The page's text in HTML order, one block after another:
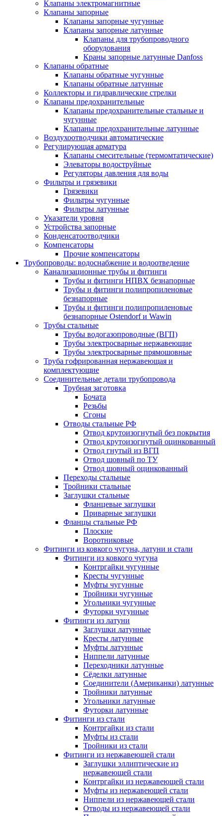
Клапаны электромагнитные
Клапаны запорные
Клапаны запорные чугунные
Клапаны запорные латунные
Клапаны для трубопроводного
оборудования
Краны запорные латунные Danfoss
Клапаны обратные
Клапаны обратные чугунные
Клапаны обратные латунные
Коллекторы и гидравлические стрелки
Клапаны предохранительные
Клапаны предохранительные стальные и
чугунные
Клапаны предохранительные латунные
Воздухоотводчики автоматические
Регулирующая арматура
Клапаны смесительные (термомтатические)
Элеваторы водоструйные
Регуляторы давления для воды
Фильтры и грязевики
Грязевики
Фильтры чугунные
Фильтры латунные
Указатели уровня
Устройства запорные
Конденсатоотводчики
Компенсаторы
Прочие компенсаторы
Трубопроводы: водоснабжение и водоотведение
Канализационные трубы и фитинги
Трубы и фитинги НПВХ безнапорные
Трубы и фитинги полипропиленовые
безнапорные
Трубы и фитинги полипропиленовые
безнапорные Ostendorf и Wawin
Трубы стальные
Трубы водогазопроводные (ВГП)
Трубы электросварные нержавеющие
Трубы электросварные прямошовные
Труба гофрированная нержавеющая и
комплектующие
Соединительные детали трубопровода
Трубная заготовка
Бочата
Резьбы
Сгоны
Отводы стальные РФ
Отвод крутоизогнутый без покрытия
Отвод крутоизогнутый оцинкованный
Отвод гнутый из ВГП
Отвод шовный по ТУ
Отвод шовный оцинкованный
Переходы стальные
Тройники стальные
Заглушки стальные
Фланцевые заглушки
Приварные заглушки
Фланцы стальные РФ
Плоские
Воротниковые
Фитинги из ковкого чугуна, латуни и стали
Фитинги из ковкого чугуна
Контргайки чугунные
Кресты чугунные
Муфты чугунные
Тройники чугунные
Угольники чугунные
Футорки чугунные
Фитинги из латуни
Заглушки латунные
Кресты латунные
Муфты латунные
Ниппели латунные
Переходники латунные
Сёделки латунные
Соединители (Американки) латунные
Тройники латунные
Угольники латунные
Футорки латунные
Фитинги из стали
Контргайки из стали
Муфты из стали
Тройники из стали
Фитинги из нержавеющей стали
Заглушки эллиптические из
нержавеющей стали
Контргайки из нержавеющей стали
Муфты из нержавеющей стали
Ниппели из нержавеющей стали
Отводы из нержавеющей стали